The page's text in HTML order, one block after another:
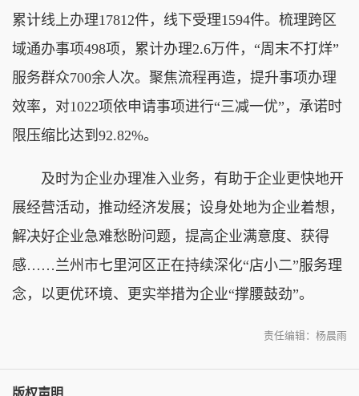
累计线上办理17812件，线下受理1594件。梳理跨区
域通办事项498项，累计办理2.6万件，“周末不打烊”
服务群众700余人次。聚焦流程再造，提升事项办理
效率，对1022项依申请事项进行“三减一优”，承诺时
限压缩比达到92.82%。
及时为企业办理准入业务，有助于企业更快地开
展经营活动，推动经济发展；设身处地为企业着想，
解决好企业急难愁盼问题，提高企业满意度、获得
感……兰州市七里河区正在持续深化“店小二”服务理
念，以更优环境、更实举措为企业“撑腰鼓劲”。
责任编辑：杨晨雨